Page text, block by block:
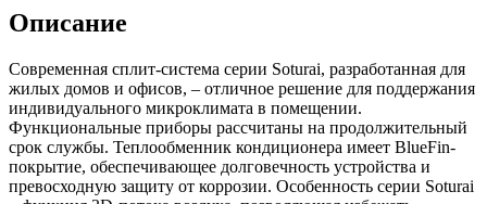
Описание
Современная сплит-система серии Soturai, разработанная для
жилых домов и офисов, – отличное решение для поддержания
индивидуального микроклимата в помещении.
Функциональные приборы рассчитаны на продолжительный
срок службы. Теплообменник кондиционера имеет BlueFin-
покрытие, обеспечивающее долговечность устройства и
превосходную защиту от коррозии. Особенность серии Soturai